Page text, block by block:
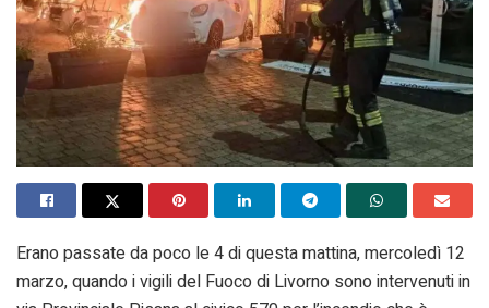
Erano passate da poco le 4 di questa mattina, mercoledì 12
marzo, quando i vigili del Fuoco di Livorno sono intervenuti in